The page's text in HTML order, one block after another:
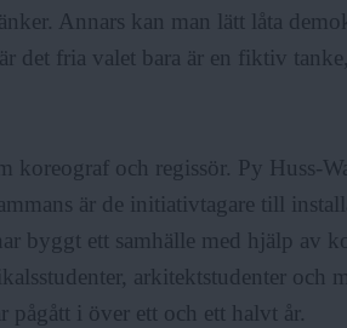
Annars kan man lätt låta
det fria valet bara är en fiktiv
koreograf och regissör. Py Huss-
är de initiativtagare till
byggt ett samhälle med hjälp av
arkitektstudenter och
pågått i över ett och ett halvt år.